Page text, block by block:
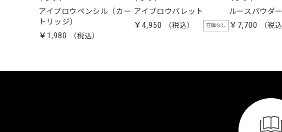
アイブロウペンシル（カー
トリッジ）
￥1,980
アイブロウパレット
￥4,950 在庫なし
ルースパウダー
￥7,700